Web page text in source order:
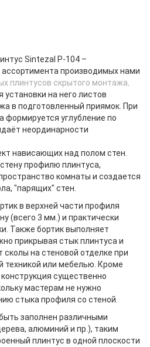
Sintezal P-104 –
производимых нами
плинтусов скрытого монтажа
установки на него листов
в подготовленный приямок. При
формируется углубление по
неординарности
нависающих над полом стен.
профилю плинтуса,
комнаты и создается
"парящих" стен.
в верхней части профиля
(всего 3 мм.) и практически
Также бортик выполняет
прикрывая стык плинтуса и
на стеновой отделке при
техникой или мебелью. Кроме
существенно
мастерам не нужно
стыка профиля со стеной.
заполнен различными
алюминий и пр.), таким
плинтус в одной плоскости